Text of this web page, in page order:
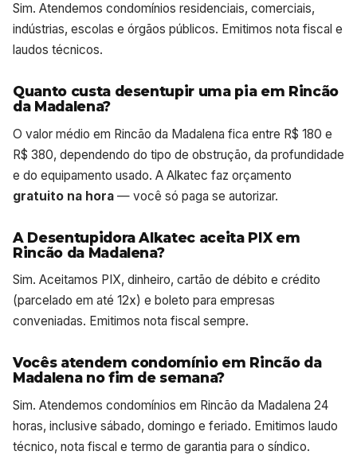
Sim. Atendemos condomínios residenciais, comerciais,
indústrias, escolas e órgãos públicos. Emitimos nota fiscal e
laudos técnicos.
Quanto custa desentupir uma pia em Rincão
da Madalena?
O valor médio em Rincão da Madalena fica entre R$ 180 e
R$ 380, dependendo do tipo de obstrução, da profundidade
e do equipamento usado. A Alkatec faz orçamento
gratuito na hora — você só paga se autorizar.
A Desentupidora Alkatec aceita PIX em
Rincão da Madalena?
Sim. Aceitamos PIX, dinheiro, cartão de débito e crédito
(parcelado em até 12x) e boleto para empresas
conveniadas. Emitimos nota fiscal sempre.
Vocês atendem condomínio em Rincão da
Madalena no fim de semana?
Sim. Atendemos condomínios em Rincão da Madalena 24
horas, inclusive sábado, domingo e feriado. Emitimos laudo
técnico, nota fiscal e termo de garantia para o síndico.